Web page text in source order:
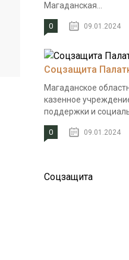
Магаданская...
0 09.01.2024
Соцзащита
Магаданское
казенное
поддержки и
0 09.01.2024
Соцзащита